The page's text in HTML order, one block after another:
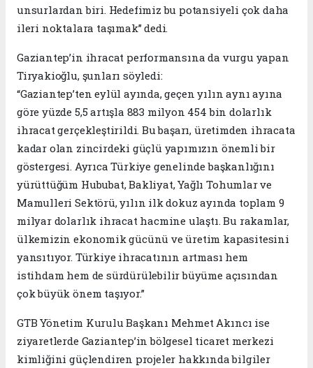
unsurlardan biri. Hedefimiz bu potansiyeli çok daha
ileri noktalara taşımak” dedi.
Gaziantep’in ihracat performansına da vurgu yapan
Tiryakioğlu, şunları söyledi:
“Gaziantep’ten eylül ayında, geçen yılın aynı ayına
göre yüzde 5,5 artışla 883 milyon 454 bin dolarlık
ihracat gerçekleştirildi. Bu başarı, üretimden ihracata
kadar olan zincirdeki güçlü yapımızın önemli bir
göstergesi. Ayrıca Türkiye genelinde başkanlığını
yürüttüğüm Hububat, Bakliyat, Yağlı Tohumlar ve
Mamulleri Sektörü, yılın ilk dokuz ayında toplam 9
milyar dolarlık ihracat hacmine ulaştı. Bu rakamlar,
ülkemizin ekonomik gücünü ve üretim kapasitesini
yansıtıyor. Türkiye ihracatının artması hem
istihdam hem de sürdürülebilir büyüme açısından
çok büyük önem taşıyor.”
GTB Yönetim Kurulu Başkanı Mehmet Akıncı ise
ziyaretlerde Gaziantep’in bölgesel ticaret merkezi
kimliğini güçlendiren projeler hakkında bilgiler